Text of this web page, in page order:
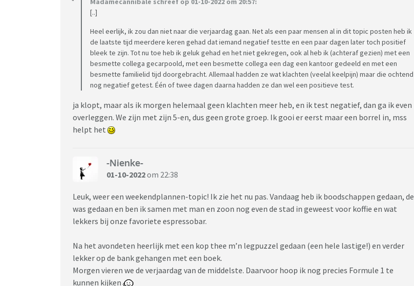
[..]
Heel eerlijk, ik zou dan niet naar die verjaardag gaan. Net als een paar mensen al in dit topic posten heb ik
de laatste tijd meerdere keren gehad dat iemand negatief testte en een paar dagen later toch positief
bleek te zijn. Tot nu toe heb ik geluk gehad en het niet gekregen, ook al heb ik (achteraf gezien) met een
besmette collega gecarpoold, met een besmette collega een dag een kantoor gedeeld en met een
besmette familielid tijd doorgebracht. Allemaal hadden ze wat klachten (veelal keelpijn) maar die ochtend
nog negatief getest. Één of twee dagen daarna hadden ze dan wel een positieve test.
ja klopt, maar als ik morgen helemaal geen klachten meer heb, en ik test negatief, dan ga ik even
overleggen. We zijn met zijn 5-en, dus geen grote groep. Ik gooi er eerst maar een borrel in, mss
helpt het
-Nienke-
01-10-2022om 22:38
Leuk, weer een weekendplannen-topic! Ik zie het nu pas. Vandaag heb ik boodschappen gedaan, de
was gedaan en ben ik samen met man en zoon nog even de stad in geweest voor koffie en wat
lekkers bij onze favoriete espressobar.
Na het avondeten heerlijk met een kop thee m’n legpuzzel gedaan (een hele lastige!) en verder
lekker op de bank gehangen met een boek.
Morgen vieren we de verjaardag van de middelste. Daarvoor hoop ik nog precies Formule 1 te
kunnen kijken